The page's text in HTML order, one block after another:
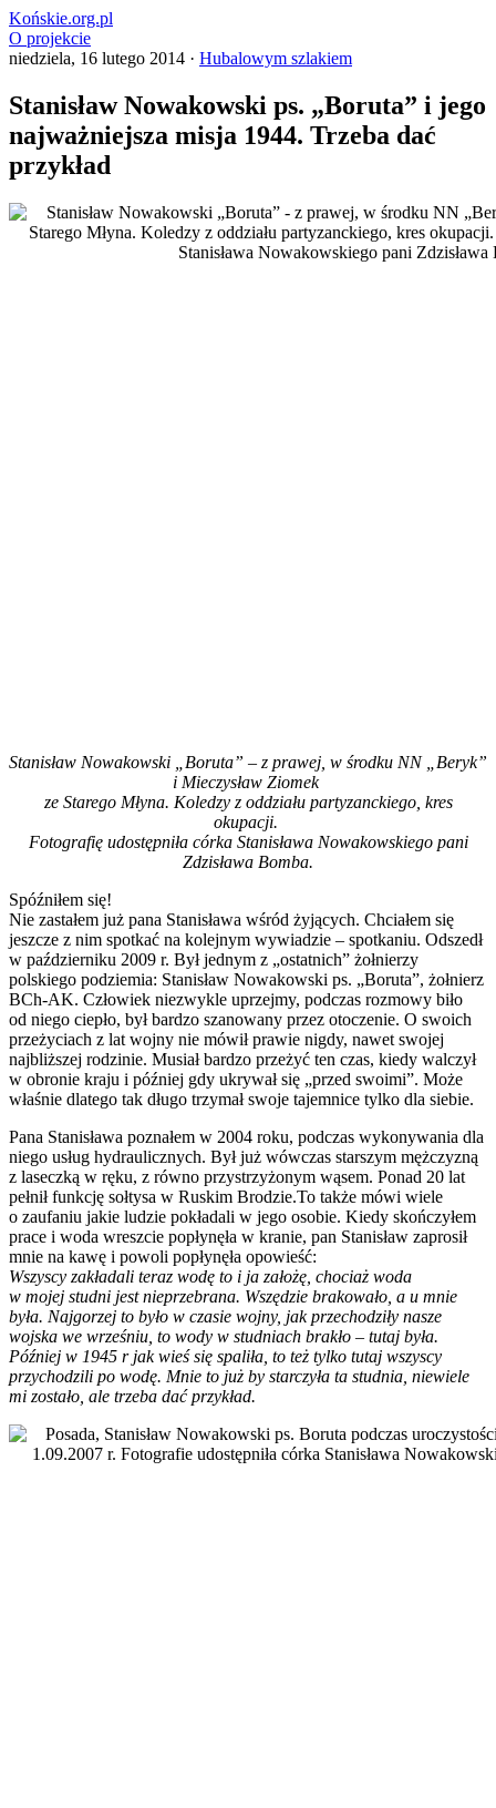
Końskie.org.pl
O projekcie
niedziela, 16 lutego 2014 · Hubalowym szlakiem
Stanisław Nowakowski ps. „Boruta” i jego
najważniejsza misja 1944. Trzeba dać
przykład
Stanisław Nowakowski „Boruta” – z prawej, w środku NN „Beryk”
i Mieczysław Ziomek
ze Starego Młyna. Koledzy z oddziału partyzanckiego, kres
okupacji.
Fotografię udostępniła córka Stanisława Nowakowskiego pani
Zdzisława Bomba.
Spóźniłem się!
Nie zastałem już pana Stanisława wśród żyjących. Chciałem się
jeszcze z nim spotkać na kolejnym wywiadzie – spotkaniu. Odszedł
w październiku 2009 r. Był jednym z „ostatnich” żołnierzy
polskiego podziemia: Stanisław Nowakowski ps. „Boruta”, żołnierz
BCh-AK. Człowiek niezwykle uprzejmy, podczas rozmowy biło
od niego ciepło, był bardzo szanowany przez otoczenie. O swoich
przeżyciach z lat wojny nie mówił prawie nigdy, nawet swojej
najbliższej rodzinie. Musiał bardzo przeżyć ten czas, kiedy walczył
w obronie kraju i później gdy ukrywał się „przed swoimi”. Może
właśnie dlatego tak długo trzymał swoje tajemnice tylko dla siebie.
Pana Stanisława poznałem w 2004 roku, podczas wykonywania dla
niego usług hydraulicznych. Był już wówczas starszym mężczyzną
z laseczką w ręku, z równo przystrzyżonym wąsem. Ponad 20 lat
pełnił funkcję sołtysa w Ruskim Brodzie.To także mówi wiele
o zaufaniu jakie ludzie pokładali w jego osobie. Kiedy skończyłem
prace i woda wreszcie popłynęła w kranie, pan Stanisław zaprosił
mnie na kawę i powoli popłynęła opowieść:
Wszyscy zakładali teraz wodę to i ja założę, chociaż woda
w mojej studni jest nieprzebrana. Wszędzie brakowało, a u mnie
była. Najgorzej to było w czasie wojny, jak przechodziły nasze
wojska we wrześniu, to wody w studniach brakło – tutaj była.
Później w 1945 r jak wieś się spaliła, to też tylko tutaj wszyscy
przychodzili po wodę. Mnie to już by starczyła ta studnia, niewiele
mi zostało, ale trzeba dać przykład.